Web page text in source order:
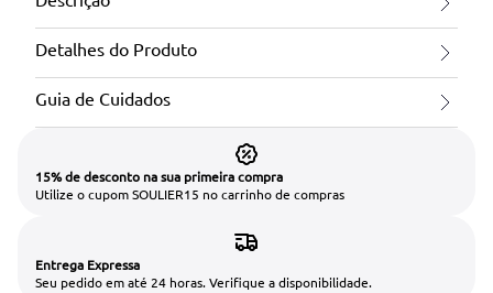
Detalhes do Produto
Guia de Cuidados
15% de desconto na sua primeira compra
Utilize o cupom SOULIER15 no carrinho de compras
Entrega Expressa
Seu pedido em até 24 horas. Verifique a disponibilidade.